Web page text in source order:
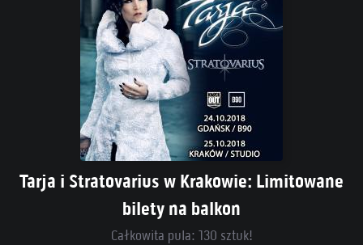
Tarja i Stratovarius w Krakowie: Limitowane
bilety na balkon
Całkowita pula: 130 sztuk!